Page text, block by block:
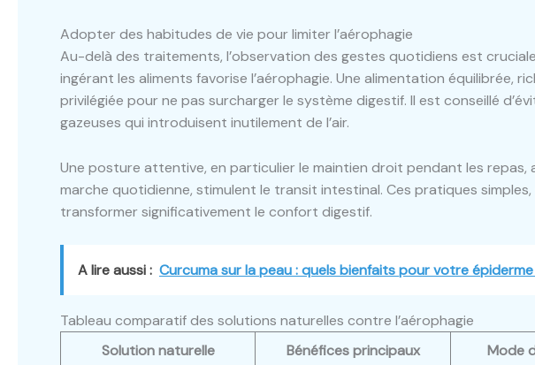
Adopter des habitudes de vie pour limiter l’aérophagie
Au-delà des traitements, l’observation des gestes quotidiens est
ingérant les aliments favorise l’aérophagie. Une alimentation équilibrée,
privilégiée pour ne pas surcharger le système digestif. Il est conseillé
gazeuses qui introduisent inutilement de l’air.
Une posture attentive, en particulier le maintien droit pendant les repas,
marche quotidienne, stimulent le transit intestinal. Ces pratiques
transformer significativement le confort digestif.
A lire aussi : Curcuma sur la peau : quels bienfaits pour votre
Tableau comparatif des solutions naturelles contre l’aérophagie
Solution naturelle
Bénéfices principaux Mode